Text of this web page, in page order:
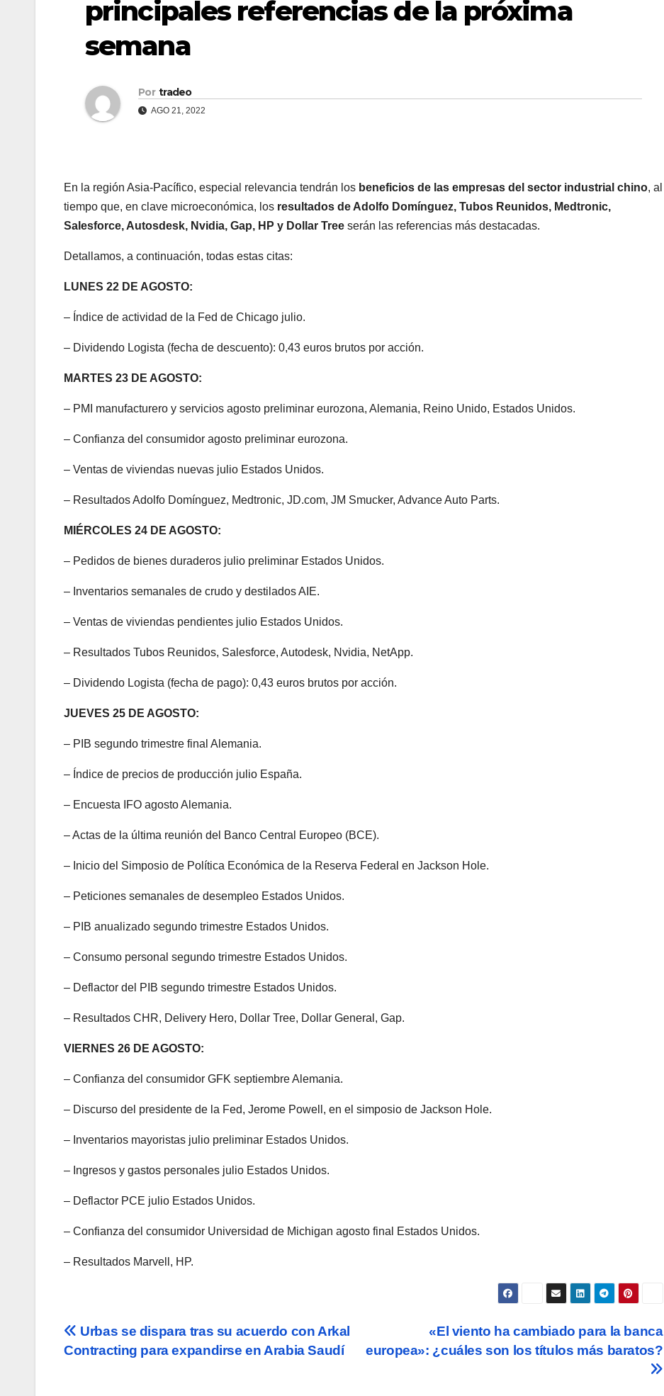
principales referencias de la próxima
semana
Por tradeo
AGO 21, 2022
En la región Asia-Pacífico, especial relevancia tendrán los beneficios de las empresas del sector industrial chino, al
tiempo que, en clave microeconómica, los resultados de Adolfo Domínguez, Tubos Reunidos, Medtronic,
Salesforce, Autosdesk, Nvidia, Gap, HP y Dollar Tree serán las referencias más destacadas.
Detallamos, a continuación, todas estas citas:
LUNES 22 DE AGOSTO:
– Índice de actividad de la Fed de Chicago julio.
– Dividendo Logista (fecha de descuento): 0,43 euros brutos por acción.
MARTES 23 DE AGOSTO:
– PMI manufacturero y servicios agosto preliminar eurozona, Alemania, Reino Unido, Estados Unidos.
– Confianza del consumidor agosto preliminar eurozona.
– Ventas de viviendas nuevas julio Estados Unidos.
– Resultados Adolfo Domínguez, Medtronic, JD.com, JM Smucker, Advance Auto Parts.
MIÉRCOLES 24 DE AGOSTO:
– Pedidos de bienes duraderos julio preliminar Estados Unidos.
– Inventarios semanales de crudo y destilados AIE.
– Ventas de viviendas pendientes julio Estados Unidos.
– Resultados Tubos Reunidos, Salesforce, Autodesk, Nvidia, NetApp.
– Dividendo Logista (fecha de pago): 0,43 euros brutos por acción.
JUEVES 25 DE AGOSTO:
– PIB segundo trimestre final Alemania.
– Índice de precios de producción julio España.
– Encuesta IFO agosto Alemania.
– Actas de la última reunión del Banco Central Europeo (BCE).
– Inicio del Simposio de Política Económica de la Reserva Federal en Jackson Hole.
– Peticiones semanales de desempleo Estados Unidos.
– PIB anualizado segundo trimestre Estados Unidos.
– Consumo personal segundo trimestre Estados Unidos.
– Deflactor del PIB segundo trimestre Estados Unidos.
– Resultados CHR, Delivery Hero, Dollar Tree, Dollar General, Gap.
VIERNES 26 DE AGOSTO:
– Confianza del consumidor GFK septiembre Alemania.
– Discurso del presidente de la Fed, Jerome Powell, en el simposio de Jackson Hole.
– Inventarios mayoristas julio preliminar Estados Unidos.
– Ingresos y gastos personales julio Estados Unidos.
– Deflactor PCE julio Estados Unidos.
– Confianza del consumidor Universidad de Michigan agosto final Estados Unidos.
– Resultados Marvell, HP.
Navegación
«El viento ha cambiado para la banca
europea»: ¿cuáles son los títulos más baratos?
Urbas se dispara tras su acuerdo con Arkal
Contracting para expandirse en Arabia Saudí